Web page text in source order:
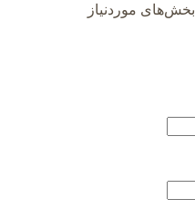
بخش‌های موردنیاز